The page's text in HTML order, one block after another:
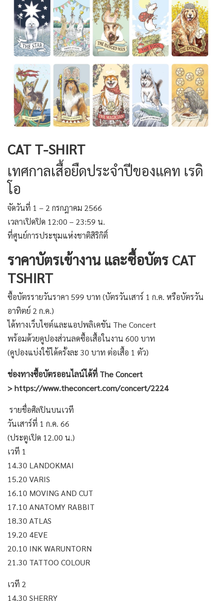
CAT T-SHIRT
เทศกาลเสื้อยืดประจำปีของแคท เรดิ
โอ
จัดวันที่ 1 – 2 กรกฎาคม 2566
เวลาเปิดปิด 12:00 – 23:59 น.
ที่ศูนย์การประชุมแห่งชาติสิริกิติ์
ราคาบัตรเข้างาน และซื้อบัตร CAT
TSHIRT
ซื้อบัตรรายวันราคา 599 บาท (บัตรวันเสาร์ 1 ก.ค. หรือบัตรวัน
อาทิตย์ 2 ก.ค.)
ได้ทางเว็บไซต์และแอปพลิเคชัน The Concert
พร้อมด้วยคูปองส่วนลดซื้อเสื้อในงาน 600 บาท
(คูปองแบ่งใช้ได้ครั้งละ 30 บาท ต่อเสื้อ 1 ตัว)
ช่องทางซื้อบัตรออนไลน์ได้ที่ The Concert
>https://www.theconcert.com/concert/2224
รายชื่อศิลปินบนเวที
วันเสาร์ที่ 1 ก.ค. 66
(ประตูเปิด 12.00 น.)
เวที 1
14.30 LANDOKMAI
15.20 VARIS
16.10 MOVING AND CUT
17.10 ANATOMY RABBIT
18.30 ATLAS
19.20 4EVE
20.10 INK WARUNTORN
21.30 TATTOO COLOUR
เวที 2
14.30 SHERRY